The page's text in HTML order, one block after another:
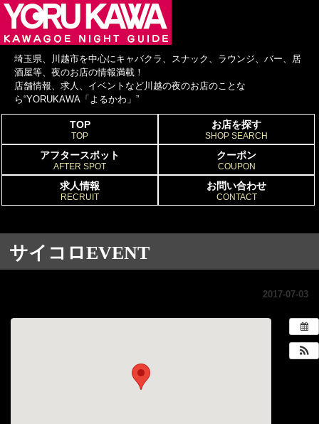
埼玉県、川越市を中心にキャバクラ、スナック、ラウンジ、バー、居
酒屋等、夜のお店の情報満載！
店舗情報、求人、イベントなど川越の夜のお店のことな
ら“YORUKAWA「よるかわ」”
TOP
TOP
お店を探す
SHOP SEARCH
アフタースポット
AFTER SPOT
クーポン
COUPON
求人情報
RECRUIT
お問い合わせ
CONTACT
サイコロEVENT
2017-07-03